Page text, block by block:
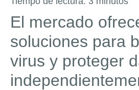
El mercado
soluciones para
virus y proteger